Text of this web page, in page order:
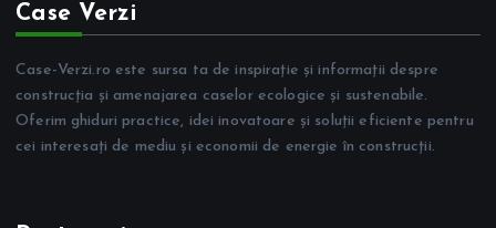
Case Verzi
Case-Verzi.ro este sursa ta de inspirație și informații despre
construcția și amenajarea caselor ecologice și sustenabile.
Oferim ghiduri practice, idei inovatoare și soluții eficiente pentru
cei interesați de mediu și economii de energie în construcții.